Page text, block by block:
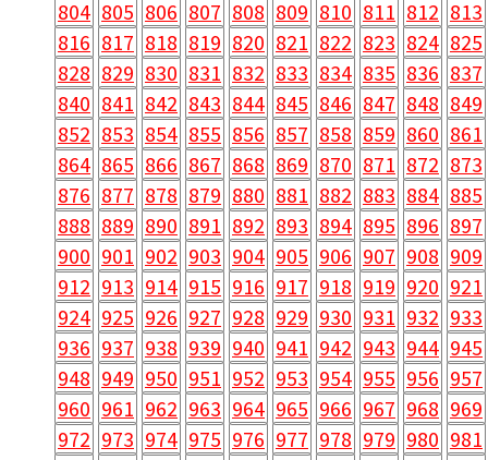
804 805 806 807 808 809 810 811 812 813
816 817 818 819 820 821 822 823 824 825
828 829 830 831 832 833 834 835 836 837
840 841 842 843 844 845 846 847 848 849
852 853 854 855 856 857 858 859 860 861
864 865 866 867 868 869 870 871 872 873
876 877 878 879 880 881 882 883 884 885
888 889 890 891 892 893 894 895 896 897
900 901 902 903 904 905 906 907 908 909
912 913 914 915 916 917 918 919 920 921
924 925 926 927 928 929 930 931 932 933
936 937 938 939 940 941 942 943 944 945
948 949 950 951 952 953 954 955 956 957
960 961 962 963 964 965 966 967 968 969
972 973 974 975 976 977 978 979 980 981